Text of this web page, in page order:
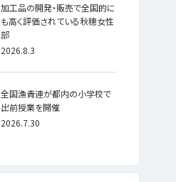
加工品の開発・販売で全国的に
も高く評価されている秋穂女性
部
2026.8.3
全国漁青連が都内の小学校で
出前授業を開催
2026.7.30